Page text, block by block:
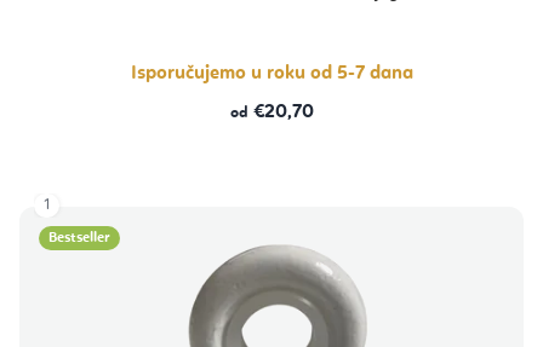
zvjezdica.
Isporučujemo u roku od 5-7 dana
od €20,70
Bestseller
1